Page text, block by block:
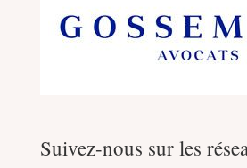
Suivez-nous sur les